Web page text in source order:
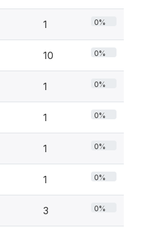
1 0%
10 0%
1 0%
1 0%
1 0%
1 0%
3 0%